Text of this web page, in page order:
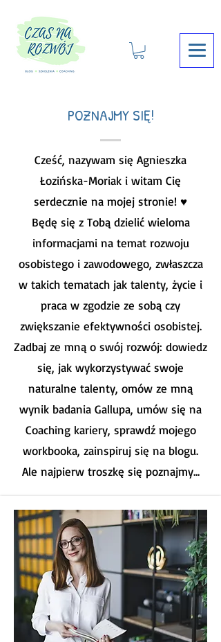
POZNAJMY SIĘ!
Cześć, nazywam się Agnieszka
Łozińska-Moriak i witam Cię
serdecznie na mojej stronie! ♥
Będę się z Tobą dzielić wieloma
informacjami na temat rozwoju
osobistego i zawodowego, zwłaszcza
w takich tematach jak talenty, życie i
praca w zgodzie ze sobą czy
zwiększanie efektywności osobistej.
Zadbaj ze mną o swój rozwój: dowiedz
się, jak wykorzystywać swoje
naturalne talenty, omów ze mną
wynik badania Gallupa, umów się na
Coaching kariery, sprawdź mojego
workbooka, zainspiruj się na blogu.
Ale najpierw troszkę się poznajmy...